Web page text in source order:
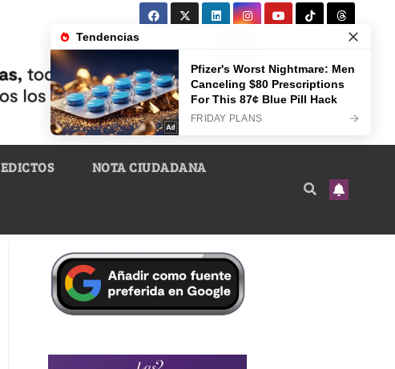
EDICTOS NOTA CIUDADANA